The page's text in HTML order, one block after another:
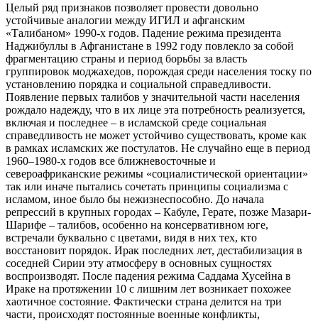
Целый ряд признаков позволяет провести довольно
устойчивые аналогии между ИГИЛ и афганским
«Талибаном» 1990-х годов. Падение режима президента
Наджибуллы в Афганистане в 1992 году повлекло за собой
фрагментацию страны и период борьбы за власть
группировок моджахедов, порождая среди населения тоску по
установлению порядка и социальной справедливости.
Появление первых талибов у значительной части населения
рождало надежду, что в их лице эта потребность реализуется,
включая и последнее – в исламской среде социальная
справедливость не может устойчиво существовать, кроме как
в рамках исламских же постулатов. Не случайно еще в период
1960–1980-х годов все ближневосточные и
североафриканские режимы «социалистической ориентации»
так или иначе пытались сочетать принципы социализма с
исламом, иное было бы нежизнеспособно. До начала
репрессий в крупных городах – Кабуле, Герате, позже Мазари-
Шарифе – талибов, особенно на консервативном юге,
встречали буквально с цветами, видя в них тех, кто
восстановит порядок. Ирак последних лет, дестабилизация в
соседней Сирии эту атмосферу в основных сущностях
воспроизводят. После падения режима Саддама Хусейна в
Ираке на протяжении 10 с лишним лет возникает похожее
хаотичное состояние. Фактически страна делится на три
части, происходят постоянные военные конфликты,